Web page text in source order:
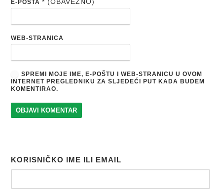
E-POŠTA
WEB-STRANICA
SPREMI MOJE IME, E-POŠTU I WEB-STRANICU U OVOM
INTERNET PREGLEDNIKU ZA SLJEDEĆI PUT KADA BUDEM
KOMENTIRAO.
KORISNIČKO IME ILI EMAIL